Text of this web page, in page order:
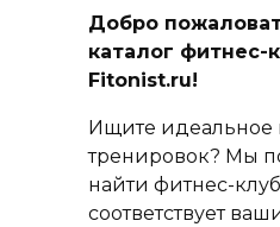
Добро
каталог фитнес-
Fitonist.ru!
Ищите идеальное
тренировок? Мы
найти фитнес-
соответствует